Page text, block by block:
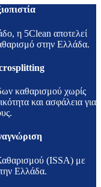
η 5Clean αποτελεί
στην Ελλάδα.
καθαρισμού χωρίς
και ασφάλεια για
(ISSA) με
Ελλάδα.